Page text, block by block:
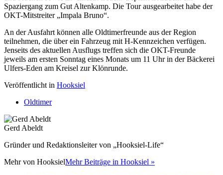
Spaziergang zum Gut Altenkamp. Die Tour ausgearbeitet habe der
OKT-Mitstreiter „Impala Bruno“.
An der Ausfahrt können alle Oldtimerfreunde aus der Region
teilnehmen, die über ein Fahrzeug mit H-Kennzeichen verfügen.
Jenseits des aktuellen Ausflugs treffen sich die OKT-Freunde
jeweils am ersten Sonntag eines Monats um 11 Uhr in der Bäckerei
Ulfers-Eden am Kreisel zur Klönrunde.
Veröffentlicht in Hooksiel
Oldtimer
Gerd Abeldt
Gründer und Redaktionsleiter von „Hooksiel-Life“
Mehr von HooksielMehr Beiträge in Hooksiel »